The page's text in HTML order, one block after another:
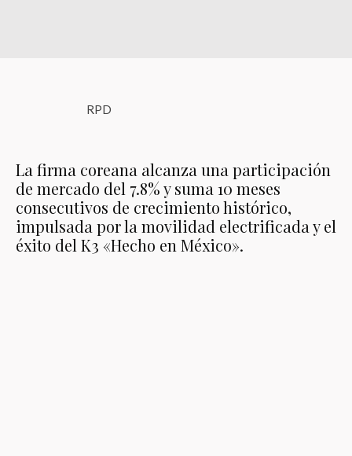
RPD
La firma coreana alcanza una participación
de mercado del 7.8% y suma 10 meses
consecutivos de crecimiento histórico,
impulsada por la movilidad electrificada y el
éxito del K3 «Hecho en México».